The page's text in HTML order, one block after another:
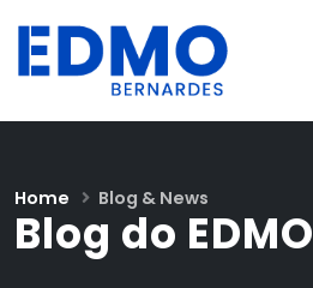
Blog do EDMO
Home Blog & News